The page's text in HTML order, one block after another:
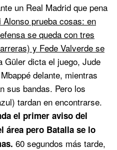
un Real Madrid que pena
Alonso prueba cosas: en
se queda con tres
y Fede Valverde se
Güler dicta el juego, Jude
delante, mientras
sus bandas. Pero los
tardan en encontrarse.
el primer aviso del
área pero Batalla se lo
60 segundos más tarde,